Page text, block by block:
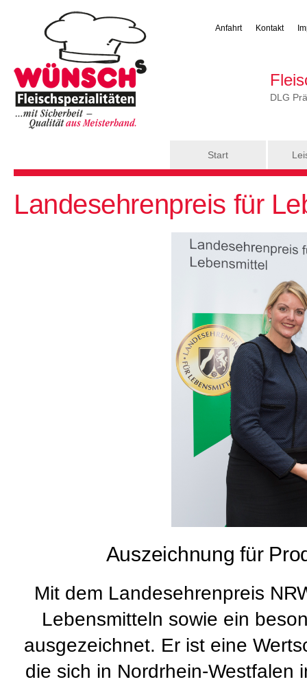
Anfahrt Kontakt
DLG
Start
Landesehrenpreis für
Auszeichnung für
Mit dem Landesehrenpreis
Lebensmitteln sowie ein
ausgezeichnet. Er ist eine
die sich in Nordrhein-Westfalen